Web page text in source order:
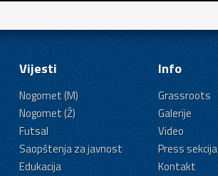
Vijesti
Nogomet (M)
Nogomet (Ž)
Futsal
Saopštenja za javnost
Edukacija
Info
Grassroots
Galerije
Video
Press sekcija
Kontakt